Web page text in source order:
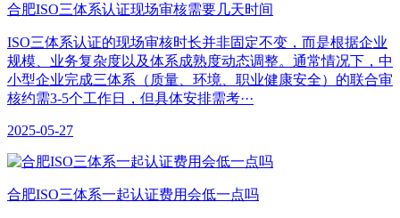
合肥ISO三体系认证现场审核需要几天时间
ISO三体系认证的现场审核时长并非固定不变，而是根据企业
规模、业务复杂度以及体系成熟度动态调整。通常情况下，中
小型企业完成三体系（质量、环境、职业健康安全）的联合审
核约需3-5个工作日，但具体安排需考···
2025-05-27
合肥ISO三体系一起认证费用会低一点吗